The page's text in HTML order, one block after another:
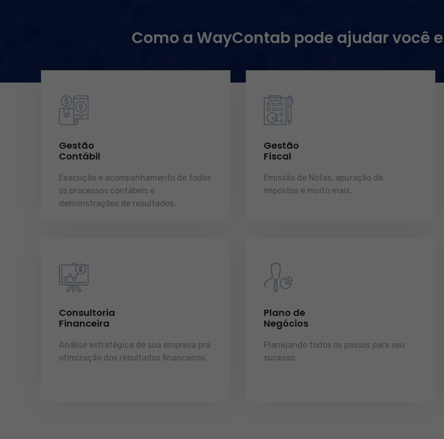
Como a WayContab pode ajudar você
Gestão
Contábil
Execução e acompanhamento de todos
os processos contábeis e
demonstrações de resultados.
Gestão
Fiscal
Emissão de Notas, apuração de
impostos e muito mais.
Consultoria
Financeira
Análise estratégica de sua empresa pra
otimização dos resultados financeiros.
Plano de
Negócios
Planejando todos os passos para seu
sucesso.